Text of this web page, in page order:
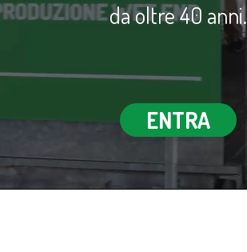
ENTRA
da oltre 40 anni.